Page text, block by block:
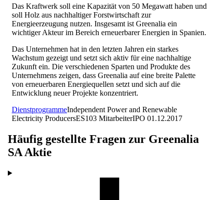
Das Kraftwerk soll eine Kapazität von 50 Megawatt haben und
soll Holz aus nachhaltiger Forstwirtschaft zur
Energieerzeugung nutzen. Insgesamt ist Greenalia ein
wichtiger Akteur im Bereich erneuerbarer Energien in Spanien.
Das Unternehmen hat in den letzten Jahren ein starkes
Wachstum gezeigt und setzt sich aktiv für eine nachhaltige
Zukunft ein. Die verschiedenen Sparten und Produkte des
Unternehmens zeigen, dass Greenalia auf eine breite Palette
von erneuerbaren Energiequellen setzt und sich auf die
Entwicklung neuer Projekte konzentriert.
DienstprogrammeIndependent Power and Renewable
Electricity ProducersES103 MitarbeiterIPO 01.12.2017
Häufig gestellte Fragen zur Greenalia
SAAktie